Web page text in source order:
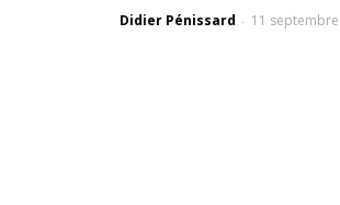
Didier Pénissard - 11